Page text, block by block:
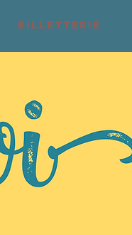
BILLETTERIE